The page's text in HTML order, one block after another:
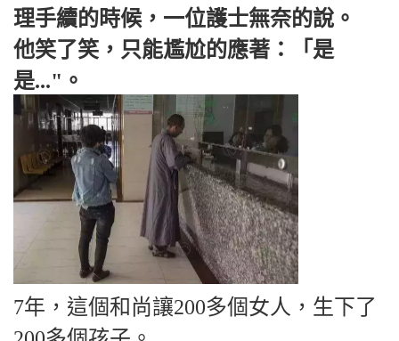
理手續的時候，一位護士無奈的說。
他笑了笑，只能尷尬的應著：「是
是..."。
7年，這個和尚讓200多個女人，生下了